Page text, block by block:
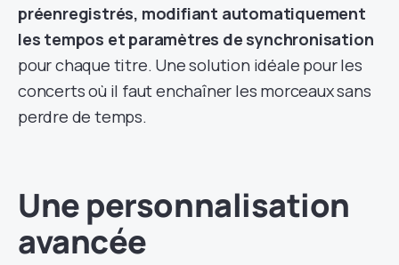
préenregistrés, modifiant automatiquement
les tempos et paramètres de synchronisation
pour chaque titre. Une solution idéale pour les
concerts où il faut enchaîner les morceaux sans
perdre de temps.
Une personnalisation
avancée